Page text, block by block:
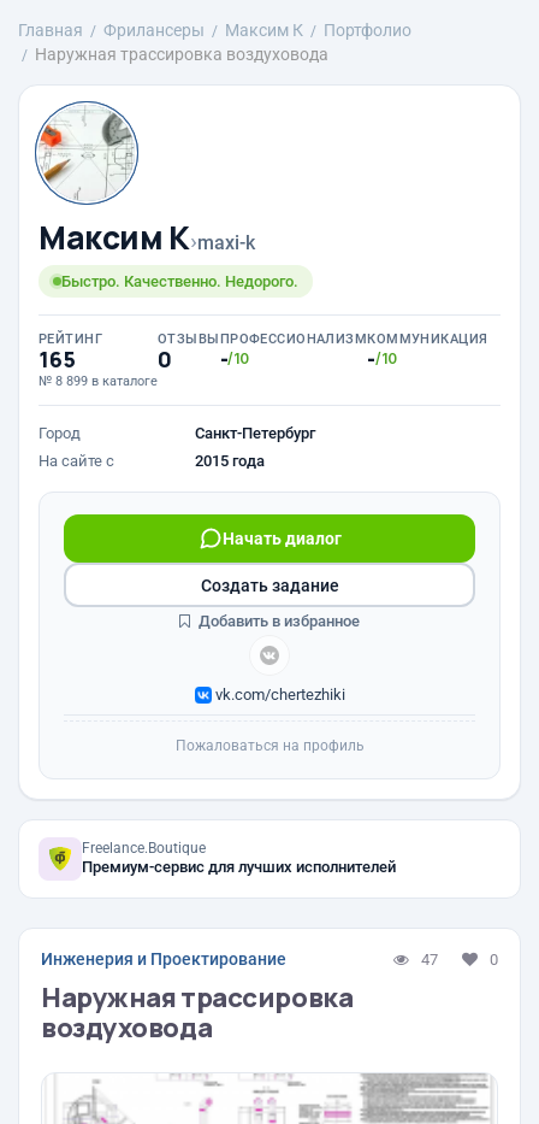
Главная Фрилансеры Максим К
Портфолио
Наружная трассировка воздуховода
Максим К›maxi-k
Быстро. Качественно. Недорого.
РЕЙТИНГ
165
№ 8 899 в каталоге
ОТЗЫВЫ
0
ПРОФЕССИОНАЛИЗМ
-/10
КОММУНИКАЦИЯ
-/10
Город
Санкт-Петербург
На сайте с
2015 года
Начать диалог
vk.com/chertezhiki
Создать задание
Добавить в избранное
Пожаловаться на профиль
Freelance.Boutique
Премиум-сервис для лучших исполнителей
Инженерия и Проектирование 47 0
Наружная трассировка
воздуховода